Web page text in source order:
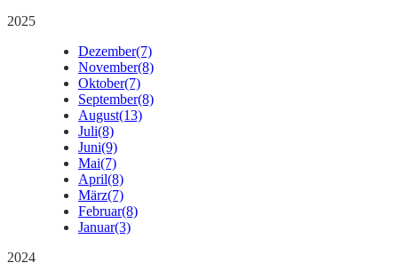
2025
Dezember(7)
November(8)
Oktober(7)
September(8)
August(13)
Juli(8)
Juni(9)
Mai(7)
April(8)
März(7)
Februar(8)
Januar(3)
2024